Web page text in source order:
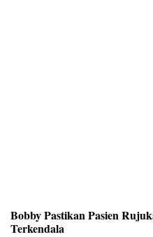
Bobby Pastikan Pasien
Terkendala